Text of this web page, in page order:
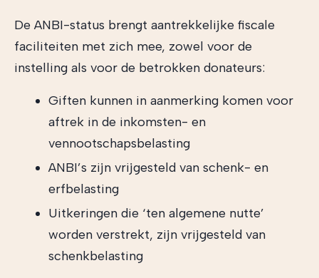
De ANBI-status brengt aantrekkelijke fiscale
faciliteiten met zich mee, zowel voor de
instelling als voor de betrokken donateurs:
Giften kunnen in aanmerking komen voor
aftrek in de inkomsten- en
vennootschapsbelasting
ANBI’s zijn vrijgesteld van schenk- en
erfbelasting
Uitkeringen die ‘ten algemene nutte’
worden verstrekt, zijn vrijgesteld van
schenkbelasting